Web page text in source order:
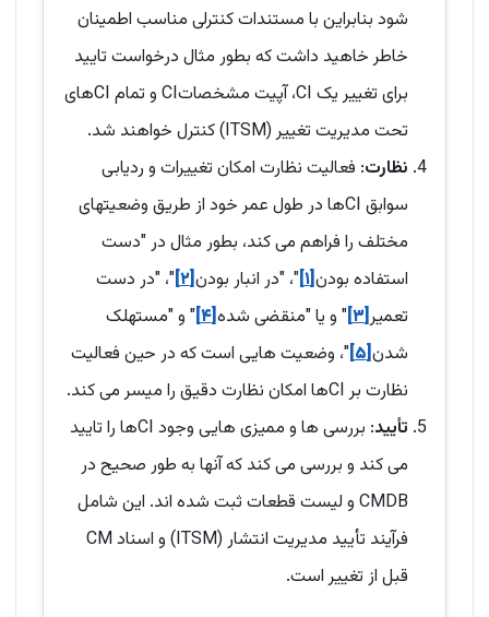
شود بنابراین با مستندات کنترلی مناسب اطمینان
خاطر خاهید داشت که بطور مثال درخواست تایید
برای تغییر یک CI، آپیت مشخصاتCI و تمام CIهای
تحت مدیریت تغییر (ITSM) کنترل خواهند شد.
نظارت: فعالیت نظارت امکان تغییرات و ردیابی
سوابق CIها در طول عمر خود از طریق وضعیتهای
مختلف را فراهم می کند، بطور مثال در "دست
استفاده بودن[۱] "، "در انبار بودن[۲] "، "در دست
تعمیر[۳] " و یا "منقضی شده[۴] " و "مستهلک
شدن[۵]
"، وضعیت هایی است که در حین فعالیت
نظارت بر CIها امکان نظارت دقیق را میسر می کند.
تأیید
: بررسی ها و ممیزی هایی وجود CIها را تایید
می کند و بررسی می کند که آنها به طور صحیح در
CMDB و لیست قطعات ثبت شده اند. این شامل
فرآیند تأیید مدیریت انتشار (ITSM) و اسناد CM
قبل از تغییر است.